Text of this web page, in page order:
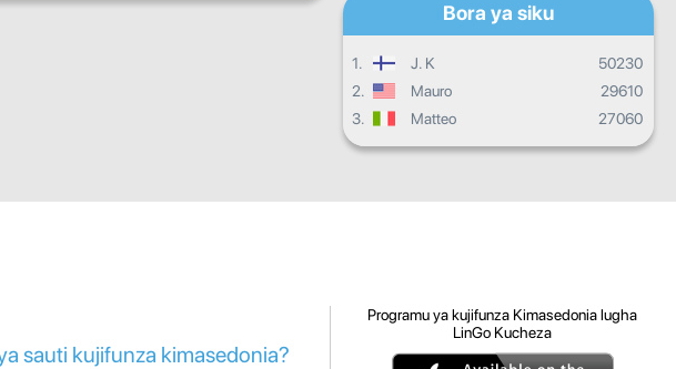
Bora ya siku
1. J. K
50230
2.
Mauro
29610
3.
Matteo 27060
sauti kujifunza kimasedonia?
Programu ya kujifunza Kimasedonia lugha
LinGo Kucheza